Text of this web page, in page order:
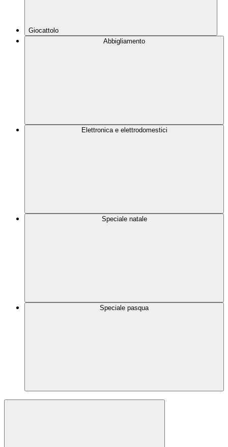
Giocattolo
Abbigliamento
Elettronica e elettrodomestici
Speciale natale
Speciale pasqua